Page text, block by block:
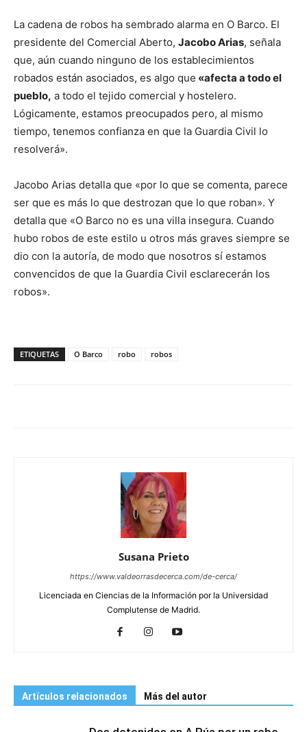
La cadena de robos ha sembrado alarma en O Barco. El
presidente del Comercial Aberto, Jacobo Arias, señala
que, aún cuando ninguno de los establecimientos
robados están asociados, es algo que «afecta a todo el
pueblo, a todo el tejido comercial y hostelero.
Lógicamente, estamos preocupados pero, al mismo
tiempo, tenemos confianza en que la Guardia Civil lo
resolverá».
Jacobo Arias detalla que «por lo que se comenta, parece
ser que es más lo que destrozan que lo que roban». Y
detalla que «O Barco no es una villa insegura. Cuando
hubo robos de este estilo u otros más graves siempre se
dio con la autoría, de modo que nosotros sí estamos
convencidos de que la Guardia Civil esclarecerán los
robos».
ETIQUETAS O Barco robo robos
Susana Prieto
https://www.valdeorrasdecerca.com/de-cerca/
Licenciada en Ciencias de la Información por la Universidad
Complutense de Madrid.
Artículos relacionados Más del autor